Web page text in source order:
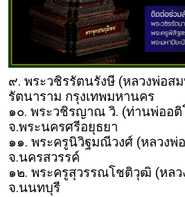
๙. พระวชิรรัตนรังษี (หลวงพ่อส
รัตนาราม กรุงเทพมหานคร
๑๐. พระวชิรญาณ วิ. (ท่านพ่ออติ
จ.พระนครศรีอยุธยา
๑๑. พระครูนิวิฐมณีวงศ์ (หลวงพ่
จ.นครสวรรค์
๑๒. พระครูสุวรรณโชติวุฒิ (หลว
จ.นนทบุรี